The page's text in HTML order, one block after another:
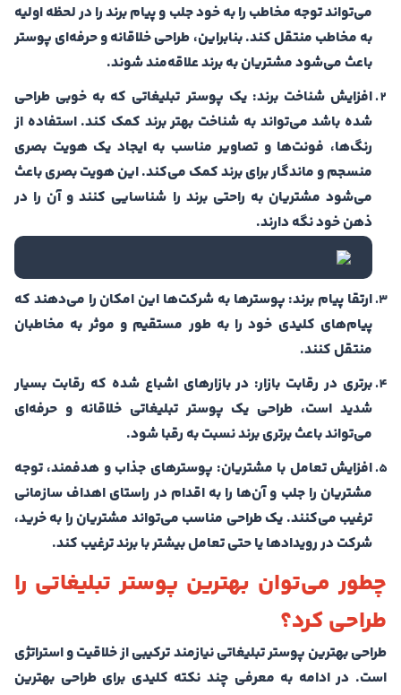
می‌تواند توجه مخاطب را به خود جلب و پیام برند را در لحظه اولیه
به مخاطب منتقل کند. بنابراین، طراحی خلاقانه و حرفه‌ای پوستر
باعث می‌شود مشتریان به برند علاقه‌مند شوند.
افزایش شناخت برند: یک پوستر تبلیغاتی که به خوبی طراحی
شده باشد می‌تواند به شناخت بهتر برند کمک کند. استفاده از
رنگ‌ها، فونت‌ها و تصاویر مناسب به ایجاد یک هویت بصری
منسجم و ماندگار برای برند کمک می‌کند. این هویت بصری باعث
می‌شود مشتریان به راحتی برند را شناسایی کنند و آن را در
ذهن خود نگه دارند.
ارتقا پیام برند: پوسترها به شرکت‌ها این امکان را می‌دهند که
پیام‌های کلیدی خود را به طور مستقیم و موثر به مخاطبان
منتقل کنند.
برتری در رقابت بازار: در بازارهای اشباع شده که رقابت بسیار
شدید است، طراحی یک پوستر تبلیغاتی خلاقانه و حرفه‌ای
می‌تواند باعث برتری برند نسبت به رقبا شود.
افزایش تعامل با مشتریان: پوسترهای جذاب و هدفمند، توجه
مشتریان را جلب و آن‌ها را به اقدام در راستای اهداف سازمانی
ترغیب می‌کنند. یک طراحی مناسب می‌تواند مشتریان را به خرید،
شرکت در رویدادها یا حتی تعامل بیشتر با برند ترغیب کند.
چطور می‌توان بهترین پوستر تبلیغاتی را
طراحی کرد؟
طراحی بهترین پوستر تبلیغاتی نیازمند ترکیبی از خلاقیت و استراتژی
است. در ادامه به معرفی چند نکته کلیدی برای طراحی بهترین